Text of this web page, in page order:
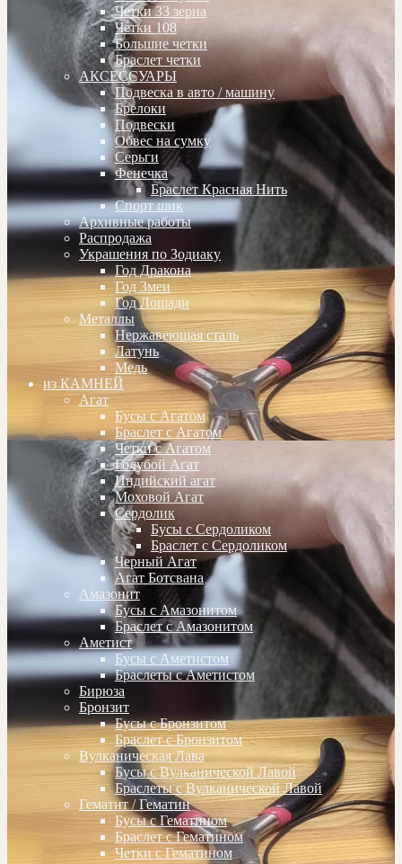
Четки 33 зерна
Четки 108
Большие четки
Браслет четки
АКСЕССУАРЫ
Подвеска в авто / машину
Брелоки
Подвески
Обвес на сумку
Серьги
Фенечка
Браслет Красная Нить
Спорт шик
Архивные работы
Распродажа
Украшения по Зодиаку
Год Дракона
Год Змеи
Год Лошади
Металлы
Нержавеющая сталь
Латунь
Медь
из КАМНЕЙ
Агат
Бусы с Агатом
Браслет с Агатом
Четки с Агатом
Голубой Агат
Индийский агат
Моховой Агат
Сердолик
Бусы с Сердоликом
Браслет с Сердоликом
Черный Агат
Агат Ботсвана
Амазонит
Бусы с Амазонитом
Браслет с Амазонитом
Аметист
Бусы с Аметистом
Браслеты с Аметистом
Бирюза
Бронзит
Бусы с Бронзитом
Браслет с Бронзитом
Вулканическая Лава
Бусы с Вулканической Лавой
Браслеты с Вулканической Лавой
Гематит / Гематин
Бусы с Гематином
Браслет с Гематином
Четки с Гематином